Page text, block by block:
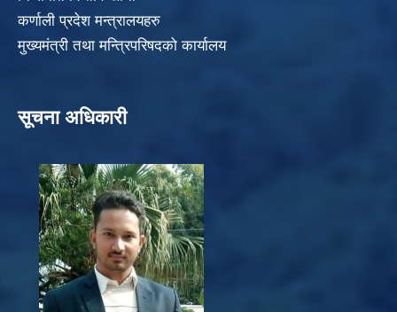
कर्णाली प्रदेश मन्त्रालयहरु
मुख्यमंत्री तथा मन्त्रिपरिषदको कार्यालय
सूचना अधिकारी